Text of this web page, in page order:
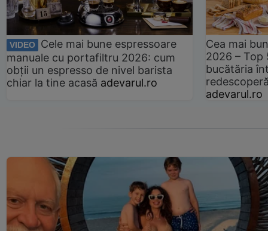
VIDEO
Cele mai bune espressoare
manuale cu portafiltru 2026: cum
obții un espresso de nivel barista
chiar la tine acasă adevarul.ro
Cea mai
2026 –
bucătăria
adevarul.ro